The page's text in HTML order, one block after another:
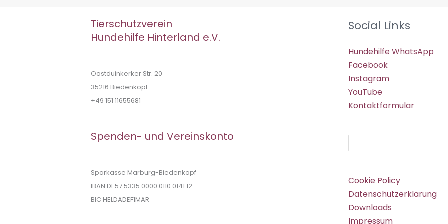
Tierschutzverein
Hundehilfe Hinterland e.V.
Oostduinkerker Str. 20
35216 Biedenkopf
+49 151 11655681
Spenden- und Vereinskonto
Sparkasse Marburg-Biedenkopf
IBAN DE57 5335 0000 0110 0141 12
BIC HELDADEF1MAR
Social Links
Hundehilfe WhatsApp
Facebook
Instagram
YouTube
Kontaktformular
Cookie Policy
Datenschutzerklärung
Downloads
Impressum